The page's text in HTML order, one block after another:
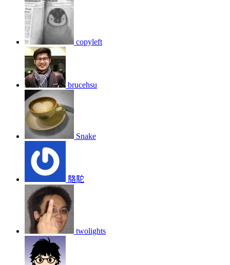
copyleft
brucehsu
Snake
駱駝
twolights